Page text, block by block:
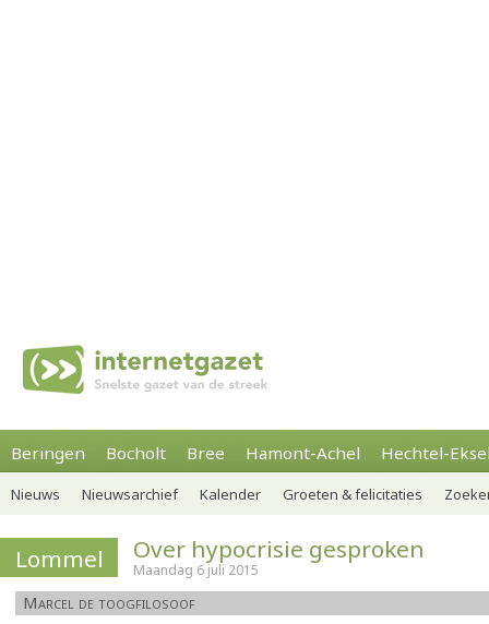
Beringen Bocholt Bree Hamont-Achel Hechtel-
Nieuws Nieuwsarchief Kalender Groeten & felicitaties
Lommel Over hypocrisie gesproken
Maandag 6 juli 2015
Marcel de toogfilosoof